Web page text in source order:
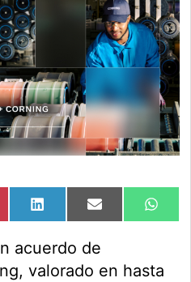
Compartir
en
LinkedInCompartir
en
Email
en
acuerdo de
valorado en hasta